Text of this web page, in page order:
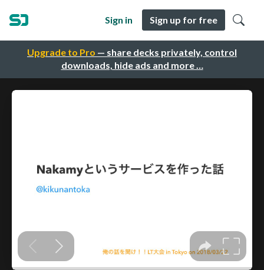
Upgrade to Pro — share decks privately, control
downloads, hide ads and more …
Sign in Sign up for free